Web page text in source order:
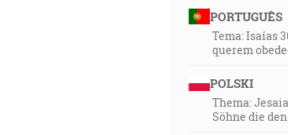
PORTUGUÊS
Tema: Isaías
querem
POLSKI
Thema:
Söhne die